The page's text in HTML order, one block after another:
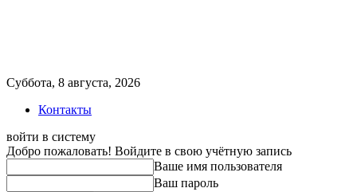
Суббота, 8 августа, 2026
Контакты
войти в систему
Добро пожаловать! Войдите в свою учётную запись
Ваше имя пользователя
Ваш пароль